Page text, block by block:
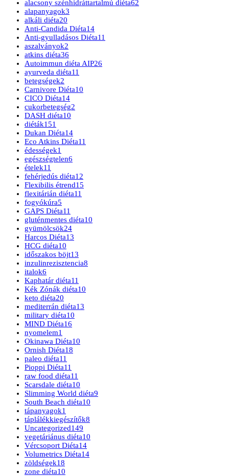
alacsony szénhidráttartalmú diéta62
alapanyagok3
alkáli diéta20
Anti-Candida Diéta14
Anti-gyulladásos Diéta11
aszalványok2
atkins diéta36
Autoimmun diéta AIP26
ayurveda diéta11
betegségek2
Carnivore Diéta10
CICO Diéta14
cukorbetegség2
DASH diéta10
diéták151
Dukan Diéta14
Eco Atkins Diéta11
édességek1
egészségtelen6
ételek11
fehérjedús diéta12
Flexibilis étrend15
flexitárián diéta11
fogyókúra5
GAPS Diéta11
gluténmentes diéta10
gyümölcsök24
Harcos Diéta13
HCG diéta10
időszakos böjt13
inzulinrezisztencia8
italok6
Kaphatár diéta11
Kék Zónák diéta10
keto diéta20
mediterrán diéta13
military diéta10
MIND Diéta16
nyomelem1
Okinawa Diéta10
Ornish Diéta18
paleo diéta11
Pioppi Diéta11
raw food diéta11
Scarsdale diéta10
Slimming World diéta9
South Beach diéta10
tápanyagok1
táplálékkiegészítők8
Uncategorized149
vegetáriánus diéta10
Vércsoport Diéta14
Volumetrics Diéta14
zöldségek18
zone diéta10